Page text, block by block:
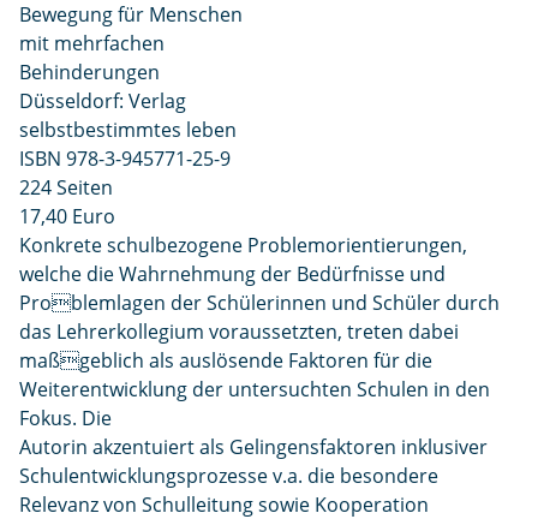
Bewegung für Menschen
mit mehrfachen
Behinderungen
Düsseldorf: Verlag
selbstbestimmtes leben
ISBN 978-3-945771-25-9
224 Seiten
17,40 Euro
Konkrete schulbezogene Problemorientierungen,
welche die Wahrnehmung der Bedürfnisse und
Problemlagen der Schülerinnen und Schüler durch
das Lehrerkollegium voraussetzten, treten dabei
maßgeblich als auslösende Faktoren für die
Weiterentwicklung der untersuchten Schulen in den
Fokus. Die
Autorin akzentuiert als Gelingensfaktoren inklusiver
Schulentwicklungsprozesse v.a. die besondere
Relevanz von Schulleitung sowie Kooperation